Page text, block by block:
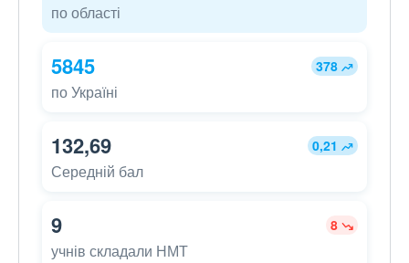
по області
5845 378
по Україні
132,69 0,21
Середній бал
9 8
учнів складали НМТ